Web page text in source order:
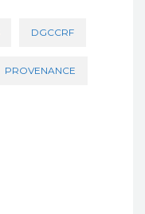
DGCCRF
PROVENANCE